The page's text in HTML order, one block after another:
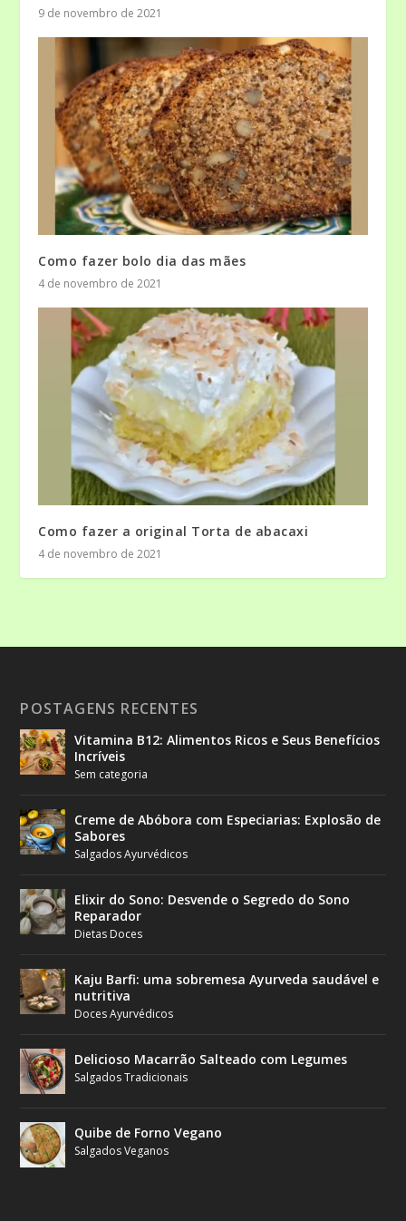
9 de novembro de 2021
Como fazer bolo dia das mães
4 de novembro de 2021
Como fazer a original Torta de abacaxi
4 de novembro de 2021
POSTAGENS RECENTES
Vitamina B12: Alimentos Ricos e Seus Benefícios
Incríveis
Sem categoria
Creme de Abóbora com Especiarias: Explosão de
Sabores
Salgados Ayurvédicos
Elixir do Sono: Desvende o Segredo do Sono
Reparador
Dietas Doces
Kaju Barfi: uma sobremesa Ayurveda saudável e
nutritiva
Doces Ayurvédicos
Delicioso Macarrão Salteado com Legumes
Salgados Tradicionais
Quibe de Forno Vegano
Salgados Veganos